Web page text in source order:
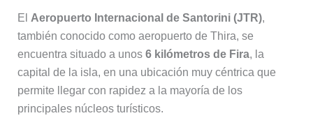
El Aeropuerto Internacional de Santorini (JTR),
también conocido como aeropuerto de Thira, se
encuentra situado a unos 6 kilómetros de Fira, la
capital de la isla, en una ubicación muy céntrica que
permite llegar con rapidez a la mayoría de los
principales núcleos turísticos.